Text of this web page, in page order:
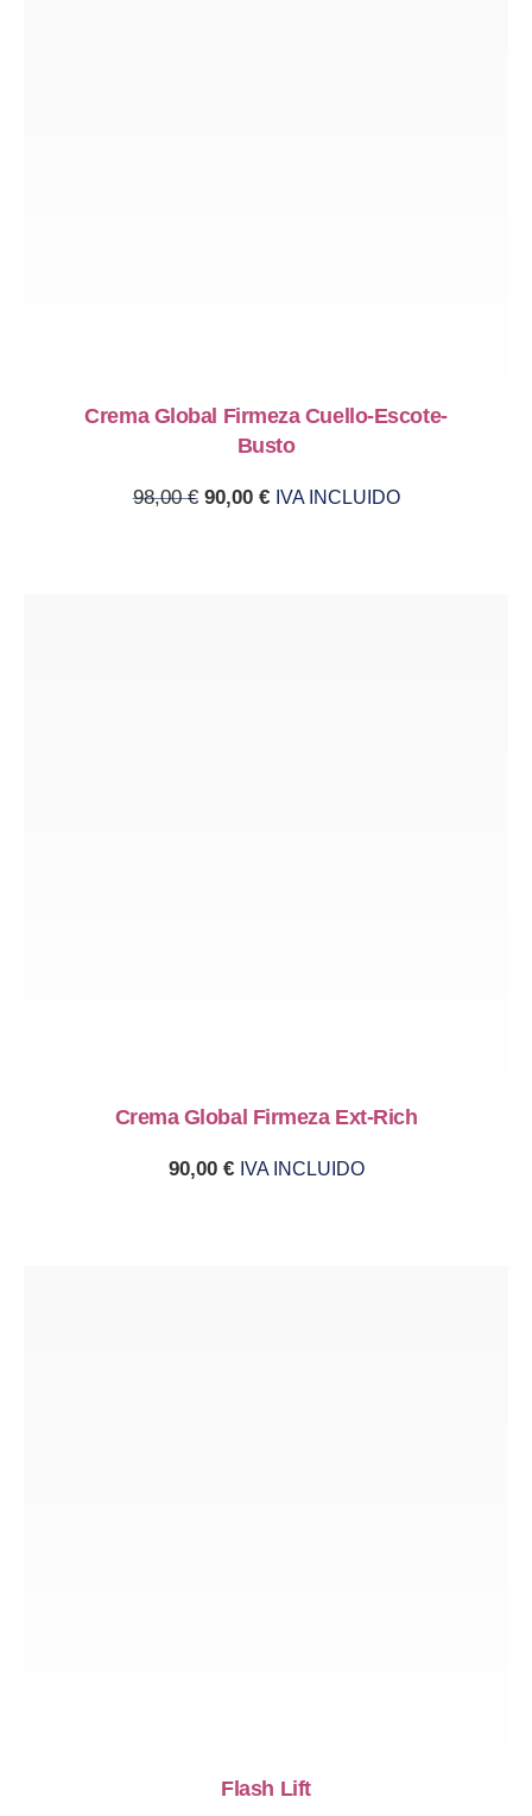
Crema Global Firmeza Cuello-Escote-
Busto
98,00€ Original price was: 98,00 €.
90,00 €Current price is: 90,00 €.
IVA INCLUIDO
Crema Global Firmeza Ext-Rich
90,00 € IVA INCLUIDO
Flash Lift